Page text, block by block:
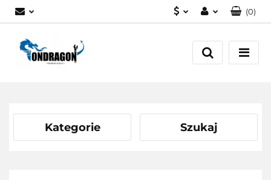
Zaloguj się
Załóż konto
(0)
Kategorie Szukaj